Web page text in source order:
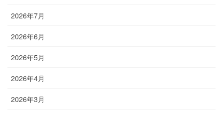
2026年7月
2026年6月
2026年5月
2026年4月
2026年3月